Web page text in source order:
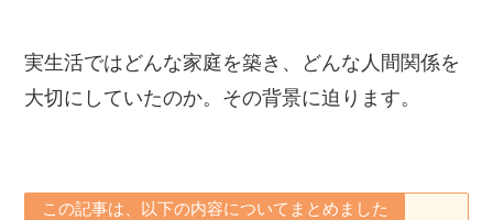
実生活ではどんな家庭を築き、どんな人間関係を
大切にしていたのか。その背景に迫ります。
この記事は、以下の内容についてまとめました